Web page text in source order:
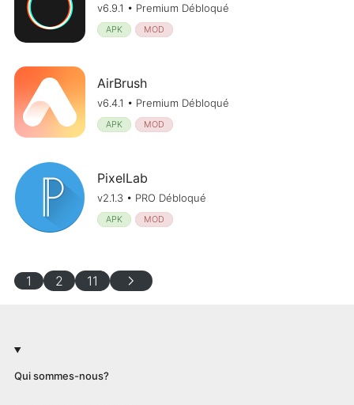
v6.9.1 • Premium Débloqué
APK MOD
AirBrush
v6.4.1 • Premium Débloqué
APK MOD
PixelLab
v2.1.3 • PRO Débloqué
APK MOD
1 2 11 chevron_right
Qui sommes-nous?